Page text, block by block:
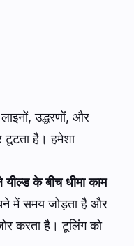
उद्धरणों, और
टूटता है। हमेशा
के बीच धीमा काम
में समय जोड़ता है और
करता है। टूलिंग को